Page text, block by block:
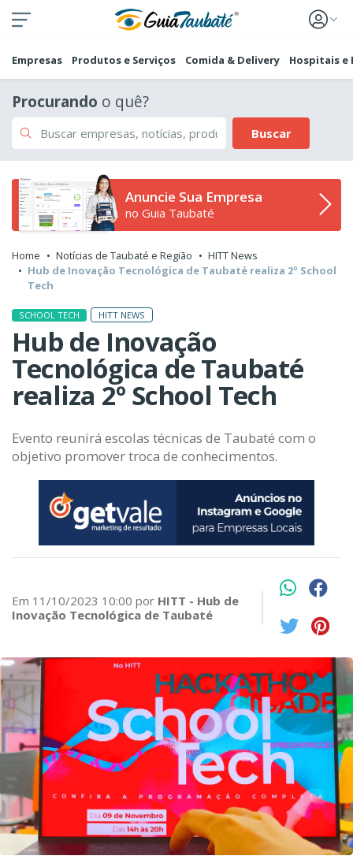
Empresas Produtos e Serviços Comida & Delivery Hospitais e
Procurando o quê?
Buscar
Anuncie Sua Empresa
no Guia Taubaté
Home Notícias de Taubaté e Região
HITT News
Hub de Inovação Tecnológica de Taubaté realiza 2º School
Tech
SCHOOL TECH HITT NEWS
Hub de Inovação
Tecnológica de Taubaté
realiza 2º School Tech
Evento reunirá escolas técnicas de Taubaté com o
objetivo promover troca de conhecimentos.
Em 11/10/2023 10:00 por HITT - Hub de
Inovação Tecnológica de Taubaté